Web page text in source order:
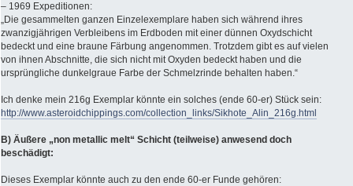
– 1969 Expeditionen:
„Die gesammelten ganzen Einzelexemplare haben sich während ihres
zwanzigjährigen Verbleibens im Erdboden mit einer dünnen Oxydschicht
bedeckt und eine braune Färbung angenommen. Trotzdem gibt es auf vielen
von ihnen Abschnitte, die sich nicht mit Oxyden bedeckt haben und die
ursprüngliche dunkelgraue Farbe der Schmelzrinde behalten haben.“
Ich denke mein 216g Exemplar könnte ein solches (ende 60-er) Stück sein:
http://www.asteroidchippings.com/collection_links/Sikhote_Alin_216g.html
B) Äußere „non metallic melt“ Schicht (teilweise) anwesend doch
beschädigt:
Dieses Exemplar könnte auch zu den ende 60-er Funde gehören: